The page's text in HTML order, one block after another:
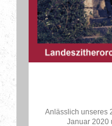
Anlässlich unseres
Januar 2020